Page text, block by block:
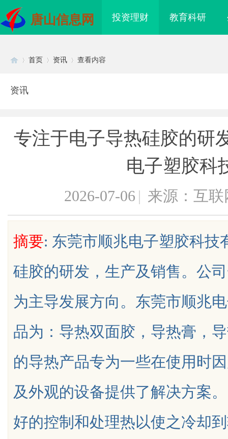
唐山信息网 投资理财 教育科研
uz
首页 资讯 查看内容
资讯
专注于电子导热硅胶的研
电子塑胶科
2026-07-06 | 来源：互联
摘要: 东莞市顺兆电子塑胶科技
硅胶的研发，生产及销售。公
为主导发展方向。东莞市顺兆
品为：导热双面胶，导热膏，
的导热产品专为一些在使用时
及外观的设备提供了解决方案
好的控制和处理热以使之冷却
应用 展的先锋企业